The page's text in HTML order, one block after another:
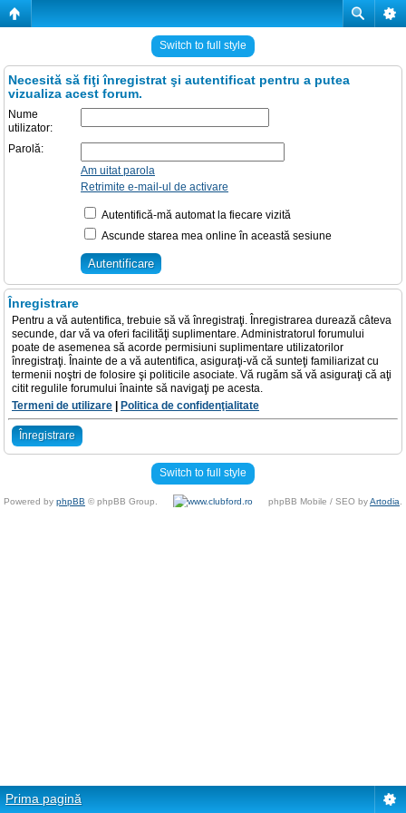
Switch to full style
Necesită să fiţi înregistrat şi autentificat pentru a putea
vizualiza acest forum.
Nume
utilizator:
Parolă:
Am uitat parola
Retrimite e-mail-ul de activare
Autentifică-mă automat la fiecare vizită
Ascunde starea mea online în această sesiune
Înregistrare
Pentru a vă autentifica, trebuie să vă înregistraţi. Înregistrarea durează câteva
secunde, dar vă va oferi facilităţi suplimentare. Administratorul forumului
poate de asemenea să acorde permisiuni suplimentare utilizatorilor
înregistraţi. Înainte de a vă autentifica, asiguraţi-vă că sunteţi familiarizat cu
termenii noştri de folosire şi politicile asociate. Vă rugăm să vă asiguraţi că aţi
citit regulile forumului înainte să navigaţi pe acesta.
Termeni de utilizare
Politica de confidenţialitate
Înregistrare
Switch to full style
Powered by phpBB © phpBB Group. phpBB Mobile / SEO byArtodia
Prima pagină